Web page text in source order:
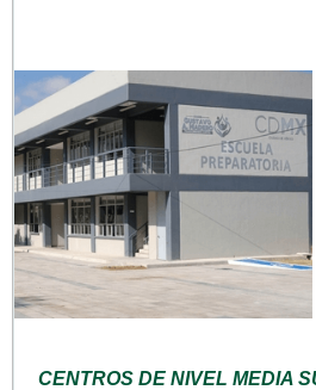
CENTROS DE NIVEL MEDIA